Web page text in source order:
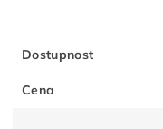
Dostupnost
Cena